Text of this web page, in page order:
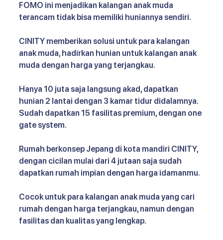
FOMO ini menjadikan kalangan anak muda
terancam tidak bisa memiliki huniannya sendiri.
CINITY memberikan solusi untuk para kalangan
anak muda, hadirkan hunian untuk kalangan anak
muda dengan harga yang terjangkau.
Hanya 10 juta saja langsung akad, dapatkan
hunian 2 lantai dengan 3 kamar tidur didalamnya.
Sudah dapatkan 15 fasilitas premium, dengan one
gate system.
Rumah berkonsep Jepang di kota mandiri CINITY,
dengan cicilan mulai dari 4 jutaan saja sudah
dapatkan rumah impian dengan harga idamanmu.
Cocok untuk para kalangan anak muda yang cari
rumah dengan harga terjangkau, namun dengan
fasilitas dan kualitas yang lengkap.